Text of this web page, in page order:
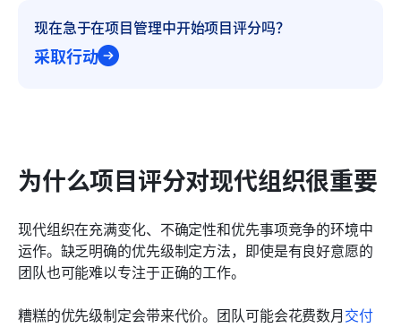
现在急于在项目管理中开始项目评分吗？
采取行动
为什么项目评分对现代组织很重要
现代组织在充满变化、不确定性和优先事项竞争的环境中
运作。缺乏明确的优先级制定方法，即使是有良好意愿的
团队也可能难以专注于正确的工作。
糟糕的优先级制定会带来代价。团队可能会花费数月交付